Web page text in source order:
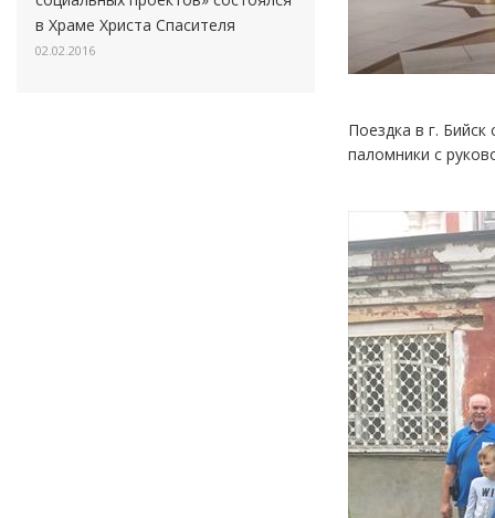
в Храме Христа Спасителя
02.02.2016
Поездка в г.
паломники с